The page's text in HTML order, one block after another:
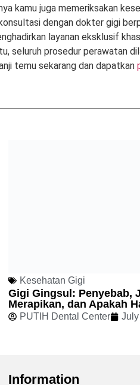
kamu juga memeriksakan
dengan dokter gigi
layanan eksklusif
seluruh prosedur perawatan
temu sekarang dan dapatkan
Kesehatan Gigi
Gigi Gingsul: Penyebab,
Merapikan, dan Apakah
PUTIH Dental Center
Information